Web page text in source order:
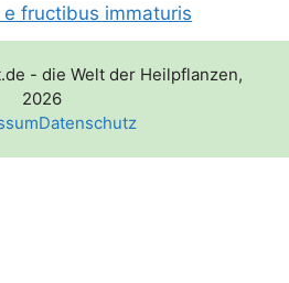
fructibus immaturis
- die Welt der Heilpflanzen,
2026
Datenschutz